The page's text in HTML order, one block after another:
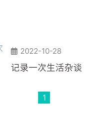
2022-10-28
记录一次生活杂谈
1